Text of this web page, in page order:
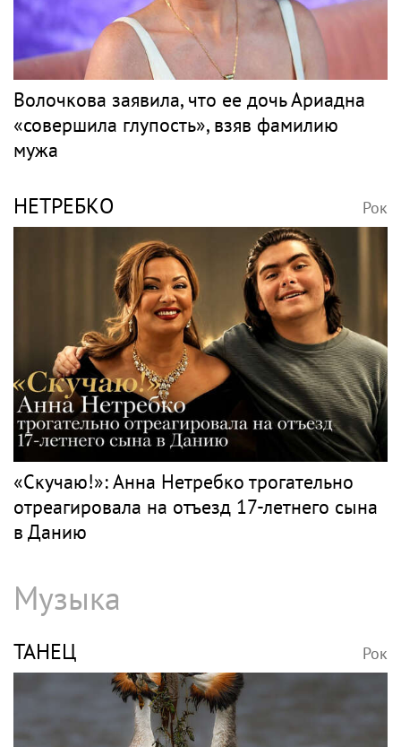
Волочкова заявила, что ее дочь Ариадна
«совершила глупость», взяв фамилию
мужа
НЕТРЕБКО Рок
«Скучаю!»: Анна Нетребко трогательно
отреагировала на отъезд 17-летнего сына
в Данию
Музыка
ТАНЕЦ Рок